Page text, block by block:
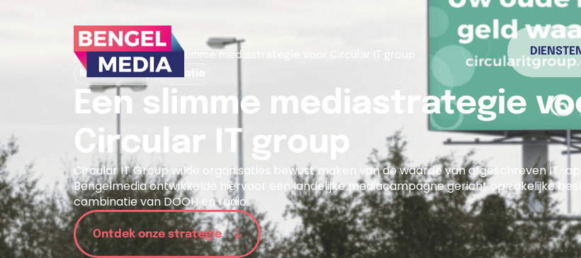
DIENSTEN
Home>Cases>Een slimme mediastrategie voor Circular IT group
Media inkoop
Creatie
Een slimme mediastrategie
Circular IT group
Circular IT Group wilde organisaties bewust maken van de waarde van afgeschreven IT-
Bengelmedia ontwikkelde hiervoor een landelijke mediacampagne gericht op zakelijke
combinatie van DOOH en radio.
Ontdek onze strategie